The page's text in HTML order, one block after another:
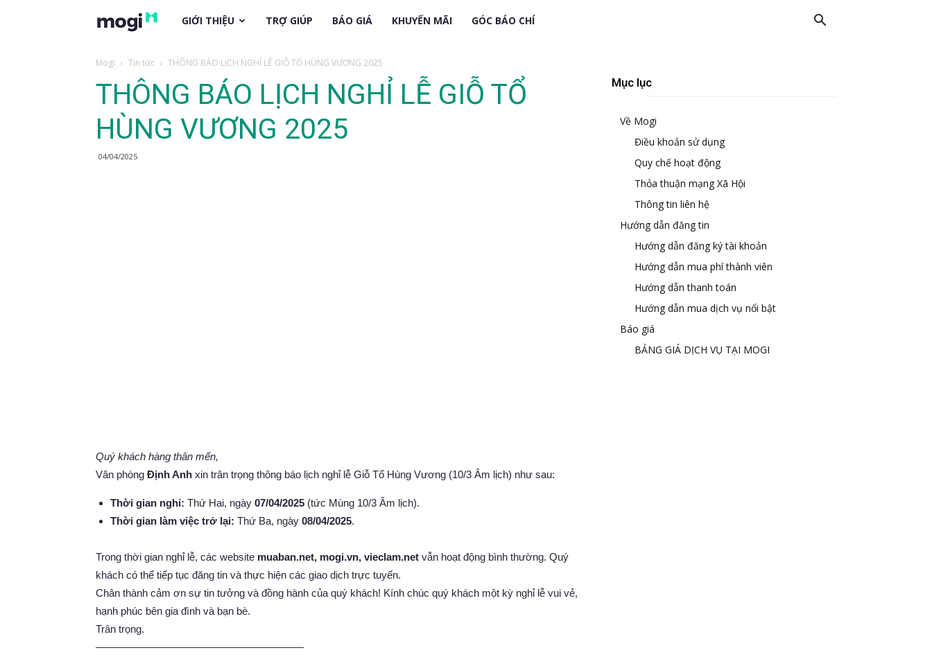
trogiup.mogi.vn
GIỚI THIỆU TRỢ GIÚP BÁO GIÁ KHUYẾN MÃI GÓC BÁO CHÍ
Mogi Tin tức THÔNG BÁO LỊCH NGHỈ LỄ GIỖ TỔ HÙNG VƯƠNG 2025
THÔNG BÁO LỊCH NGHỈ LỄ GIỖ TỔ
HÙNG VƯƠNG 2025
04/04/2025
Quý khách hàng thân mến,
Văn phòng Định Anh xin trân trọng thông báo lịch nghỉ lễ Giỗ Tổ Hùng Vương (10/3 Âm lịch) như sau:
Thời gian nghỉ: Thứ Hai, ngày 07/04/2025 (tức Mùng 10/3 Âm lịch).
Thời gian làm việc trở lại: Thứ Ba, ngày 08/04/2025.
Trong thời gian nghỉ lễ, các website muaban.net, mogi.vn, vieclam.net vẫn hoạt động bình thường. Quý
khách có thể tiếp tục đăng tin và thực hiện các giao dịch trực tuyến.
Chân thành cảm ơn sự tin tưởng và đồng hành của quý khách! Kính chúc quý khách một kỳ nghỉ lễ vui vẻ,
hạnh phúc bên gia đình và bạn bè.
Trân trọng.
————————————————————
Mục lục
Về Mogi
Điều khoản sử dụng
Quy chế hoạt động
Thỏa thuận mạng Xã Hội
Thông tin liên hệ
Hướng dẫn đăng tin
Hướng dẫn đăng ký tài khoản
Hướng dẫn mua phí thành viên
Hướng dẫn thanh toán
Hướng dẫn mua dịch vụ nổi bật
Báo giá
BẢNG GIÁ DỊCH VỤ TẠI MOGI